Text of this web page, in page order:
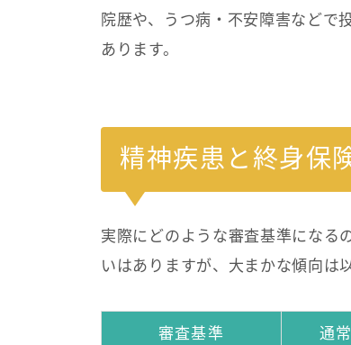
院歴や、うつ病・不安障害などで
あります。
精神疾患と終身保
実際にどのような審査基準になる
いはありますが、大まかな傾向は
審査基準 通